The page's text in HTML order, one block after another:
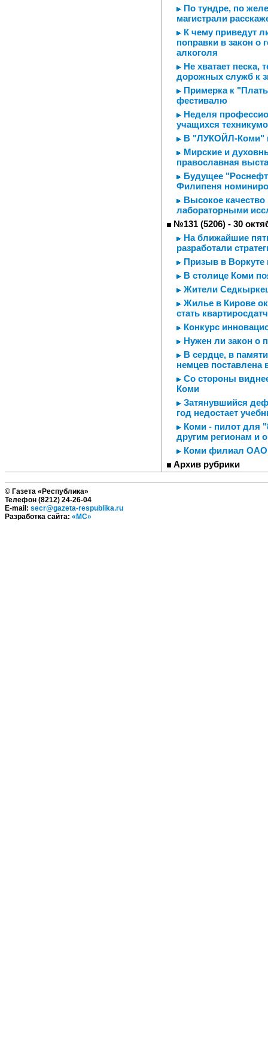
По тундре, по
магистрали
К чему приведут
поправки в закон о
алкоголя
Не хватает песка,
дорожных служб к
Примерка к
фестивалю
Неделя
учащихся
В "ЛУКОЙЛ-Коми"
Мирские и
православная
Будущее
Филипеня
Высокое
лабораторными
№131 (5206) - 30
На ближайшие
разработали
Призыв в Воркуте
В столице Коми
Жители
Жилье в Кирове
стать
Конкурс
Нужен ли закон о
В сердце, в
немцев поставлена
Со стороны
Коми
Затянувшийся
год недостает
Коми - пилот для
другим регионам и
Коми филиал ОАО
Архив рубрики
© Газета «Республика»
Телефон (8212) 24-26-04
E-mail: secr@gazeta-respublika.ru
Разработка сайта: «МС»